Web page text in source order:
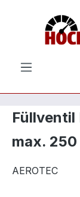
Zum Hauptinhalt
Füllventil
max. 250
AEROTEC